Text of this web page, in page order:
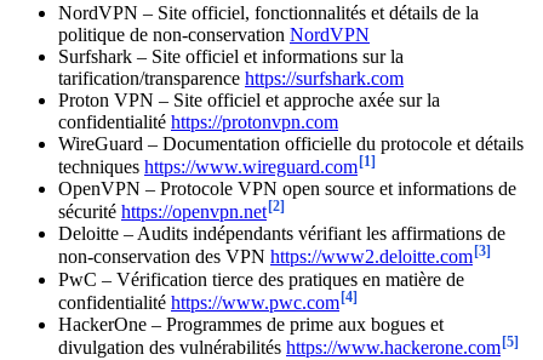
NordVPN – Site officiel, fonctionnalités et détails de la
politique de non-conservation NordVPN
Surfshark – Site officiel et informations sur la
tarification/transparence https://surfshark.com
Proton VPN – Site officiel et approche axée sur la
confidentialité https://protonvpn.com
WireGuard – Documentation officielle du protocole et détails
techniques https://www.wireguard.com [1]
OpenVPN – Protocole VPN open source et informations de
sécurité https://openvpn.net [2]
Deloitte – Audits indépendants vérifiant les affirmations de
non-conservation des VPN https://www2.deloitte.com [3]
PwC – Vérification tierce des pratiques en matière de
confidentialité https://www.pwc.com [4]
HackerOne – Programmes de prime aux bogues et
divulgation des vulnérabilités https://www.hackerone.com [5]